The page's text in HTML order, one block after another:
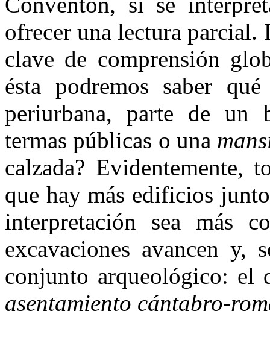
ofrecer una lectura parcial.
clave de comprensión
ésta podremos saber
periurbana, parte de un
termas públicas o una
calza­da? Evidentemente,
que hay más edificios
interpretación sea más
excavaciones avancen
conjunto arqueo­lógico: el
asentamiento cántabro-